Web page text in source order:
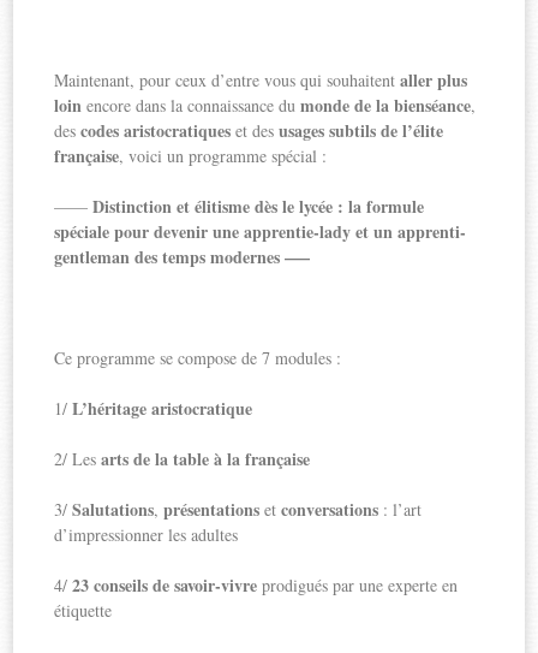
Maintenant, pour ceux d’entre vous qui souhaitentaller plus
loin encore dans la connaissance dumonde de la bienséance,
descodes aristocratiques et desusages subtils de l’élite
française, voici un programme spécial :
——Distinction et élitisme dès le lycée : la formule
spéciale pour devenir une apprentie-lady et un apprenti-
gentleman des temps modernes —–
Ce programme se compose de 7 modules :
1/L’héritage aristocratique
2/ Lesarts de la table à la française
3/Salutations,présentations etconversations : l’art
d’impressionner les adultes
4/23 conseils de savoir-vivre prodigués par une experte en
étiquette